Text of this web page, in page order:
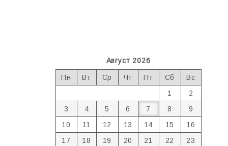
Август 2026
Пн Вт Ср Чт Пт Сб
Вс
1
2
3
4 5 6 7 8
9
10
11 12 13 14 15
16
17
18 19 20 21 22
23